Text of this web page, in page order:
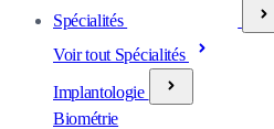
Spécialités
Voir tout Spécialités
Implantologie
Biométrie